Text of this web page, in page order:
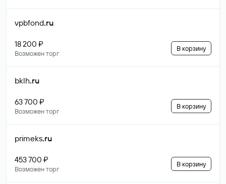
vpbfond.ru
18 200 ₽
Возможен торг
В корзину
bklh.ru
63 700 ₽
Возможен торг
В корзину
primeks.ru
453 700 ₽
Возможен торг
В корзину